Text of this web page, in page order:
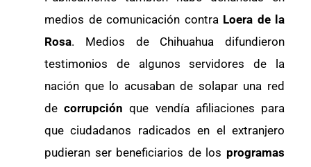
medios de comunicación contraLoera de la
Rosa. Medios de Chihuahua difundieron
testimonios de algunos servidores de la
nación que lo acusaban de solapar una red
decorrupciónque vendía afiliaciones para
que ciudadanos radicados en el extranjero
pudieran ser beneficiarios de los programas